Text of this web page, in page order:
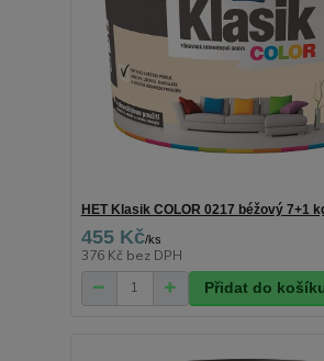
HET Klasik COLOR 0217 béžový 7+1
455 Kč/ks
376 Kč bez DPH
Přidat do